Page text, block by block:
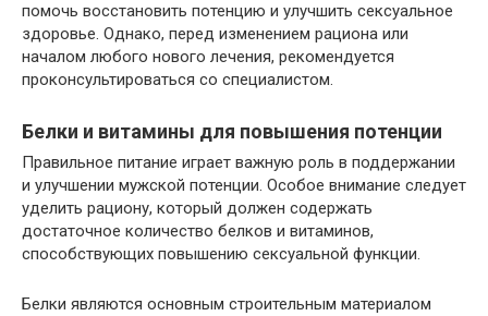
помочь восстановить потенцию и улучшить сексуальное
здоровье. Однако, перед изменением рациона или
началом любого нового лечения, рекомендуется
проконсультироваться со специалистом.
Белки и витамины для повышения потенции
Правильное питание играет важную роль в поддержании
и улучшении мужской потенции. Особое внимание следует
уделить рациону, который должен содержать
достаточное количество белков и витаминов,
способствующих повышению сексуальной функции.
Белки являются основным строительным материалом